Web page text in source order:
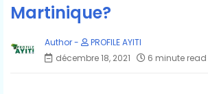
Martinique?
PROFILE AYITI
décembre 18, 2021
6 minute read